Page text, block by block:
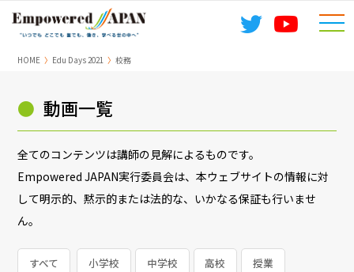
HOME Edu Days 2021 校務
● 動画一覧
全てのコンテンツは講師の見解によるものです。
Empowered JAPAN実行委員会は、本ウェブサイトの情報に対
して明示的、黙示的または法的な、いかなる保証も行いませ
ん。
すべて 小学校 中学校 高校 授業